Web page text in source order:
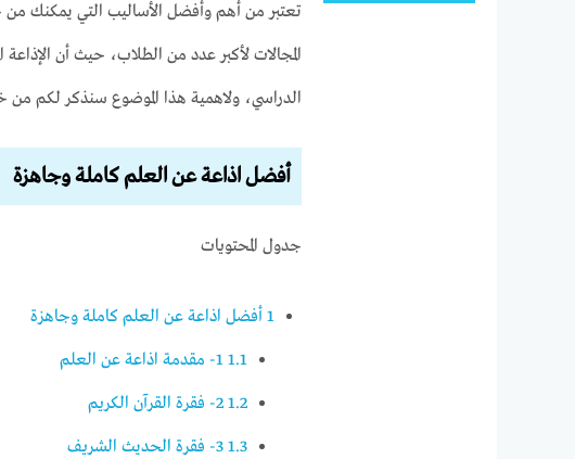
تعتبر من أهم وأفضل الأساليب التي يمكنك من
المجالات لأكبر عدد من الطلاب، حيث أن
الدراسي، ولاهمية هذا الموضوع سنذكر لكم
أفضل اذاعة عن العلم كاملة وجاهزة
جدول المحتويات
1أفضل اذاعة عن العلم كاملة وجاهزة
1.11- مقدمة اذاعة عن العلم
1.22- فقرة القرآن الكريم
1.33- فقرة الحديث الشريف